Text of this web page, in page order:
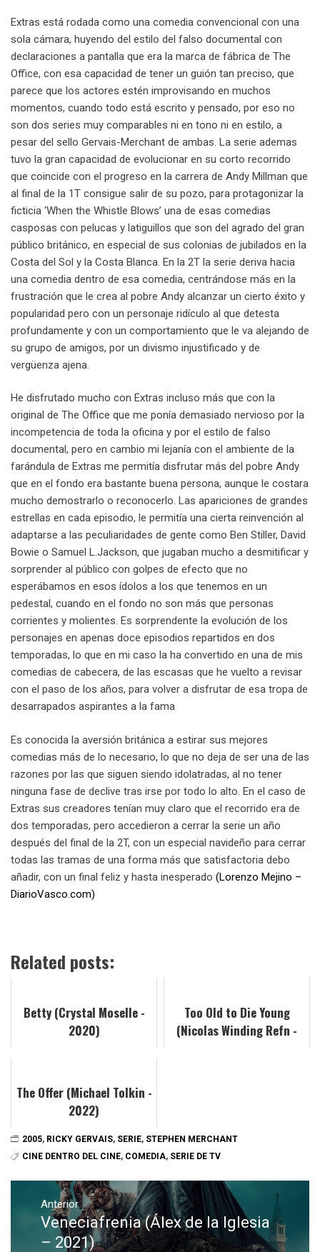
Extras está rodada como una comedia convencional con una
sola cámara, huyendo del estilo del falso documental con
declaraciones a pantalla que era la marca de fábrica de The
Office, con esa capacidad de tener un guión tan preciso, que
parece que los actores estén improvisando en muchos
momentos, cuando todo está escrito y pensado, por eso no
son dos series muy comparables ni en tono ni en estilo, a
pesar del sello Gervais-Merchant de ambas. La serie ademas
tuvo la gran capacidad de evolucionar en su corto recorrido
que coincide con el progreso en la carrera de Andy Millman que
al final de la 1T consigue salir de su pozo, para protagonizar la
ficticia ‘When the Whistle Blows’ una de esas comedias
casposas con pelucas y latiguillos que son del agrado del gran
público británico, en especial de sus colonias de jubilados en la
Costa del Sol y la Costa Blanca. En la 2T la serie deriva hacia
una comedia dentro de esa comedia, centrándose más en la
frustración que le crea al pobre Andy alcanzar un cierto éxito y
popularidad pero con un personaje ridículo al que detesta
profundamente y con un comportamiento que le va alejando de
su grupo de amigos, por un divismo injustificado y de
vergüenza ajena.
He disfrutado mucho con Extras incluso más que con la
original de The Office que me ponía demasiado nervioso por la
incompetencia de toda la oficina y por el estilo de falso
documental, pero en cambio mi lejanía con el ambiente de la
farándula de Extras me permitía disfrutar más del pobre Andy
que en el fondo era bastante buena persona, aunque le costara
mucho demostrarlo o reconocerlo. Las apariciones de grandes
estrellas en cada episodio, le permitía una cierta reinvención al
adaptarse a las peculiaridades de gente como Ben Stiller, David
Bowie o Samuel L.Jackson, que jugaban mucho a desmitificar y
sorprender al público con golpes de efecto que no
esperábamos en esos ídolos a los que tenemos en un
pedestal, cuando en el fondo no son más que personas
corrientes y molientes. Es sorprendente la evolución de los
personajes en apenas doce episodios repartidos en dos
temporadas, lo que en mi caso la ha convertido en una de mis
comedias de cabecera, de las escasas que he vuelto a revisar
con el paso de los años, para volver a disfrutar de esa tropa de
desarrapados aspirantes a la fama
Es conocida la aversión británica a estirar sus mejores
comedias más de lo necesario, lo que no deja de ser una de las
razones por las que siguen siendo idolatradas, al no tener
ninguna fase de declive tras irse por todo lo alto. En el caso de
Extras sus creadores tenían muy claro que el recorrido era de
dos temporadas, pero accedieron a cerrar la serie un año
después del final de la 2T, con un especial navideño para cerrar
todas las tramas de una forma más que satisfactoria debo
añadir, con un final feliz y hasta inesperado (Lorenzo Mejino –
DiarioVasco.com)
Related posts:
Betty (Crystal Moselle -
2020)
Too Old to Die Young
(Nicolas Winding Refn -
The Offer (Michael Tolkin -
2022)
2005, RICKY GERVAIS, SERIE, STEPHEN MERCHANT
CINE DENTRO DEL CINE, COMEDIA, SERIE DE TV
Navegación
de
entradas
Anterior
Entrada
anterior:
Veneciafrenia (Álex de la Iglesia
– 2021)